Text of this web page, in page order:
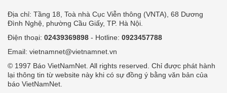
Địa chỉ: Tầng 18, Toà nhà Cục Viễn thông (VNTA), 68 Dương
Đình Nghệ, phường Cầu Giấy, TP. Hà Nội.
Điện thoại: 02439369898 - Hotline: 0923457788
Email: vietnamnet@vietnamnet.vn
© 1997 Báo VietNamNet. All rights reserved. Chỉ được phát hành
lại thông tin từ website này khi có sự đồng ý bằng văn bản của
báo VietNamNet.